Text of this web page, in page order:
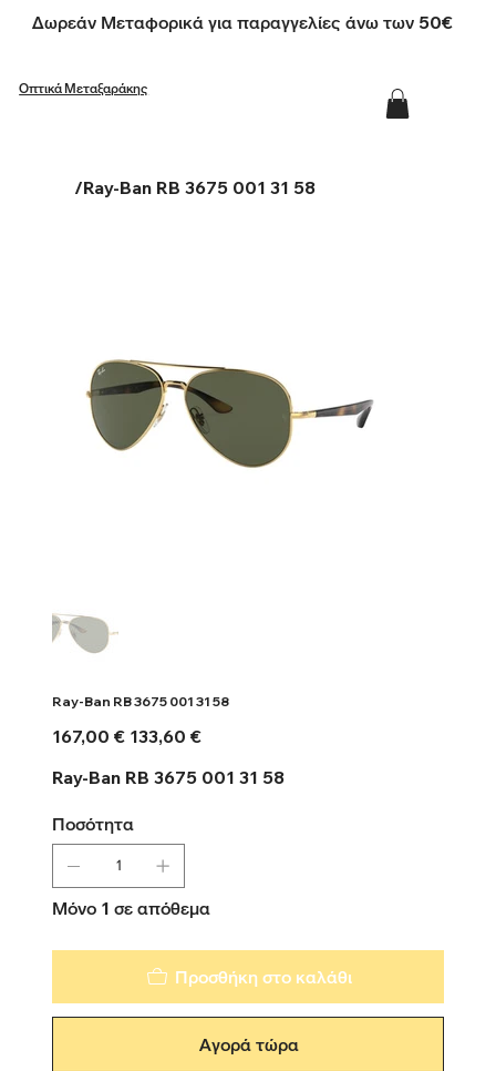
Δωρεάν Μεταφορικά για παραγγελίες άνω των 50€
Οπτικά Μεταξαράκης
/Ray-Ban RB 3675 001 31 58
Ray-Ban RB 3675 001 31 58
Αρχική
τιμή
167,00 €
Τιμή
έκπτωσης
133,60 €
Ray-Ban RB 3675 001 31 58
Ποσότητα
Μόνο 1 σε απόθεμα
Προσθήκη στο καλάθι
Αγορά τώρα